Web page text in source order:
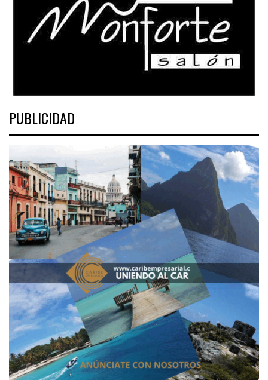
PUBLICIDAD